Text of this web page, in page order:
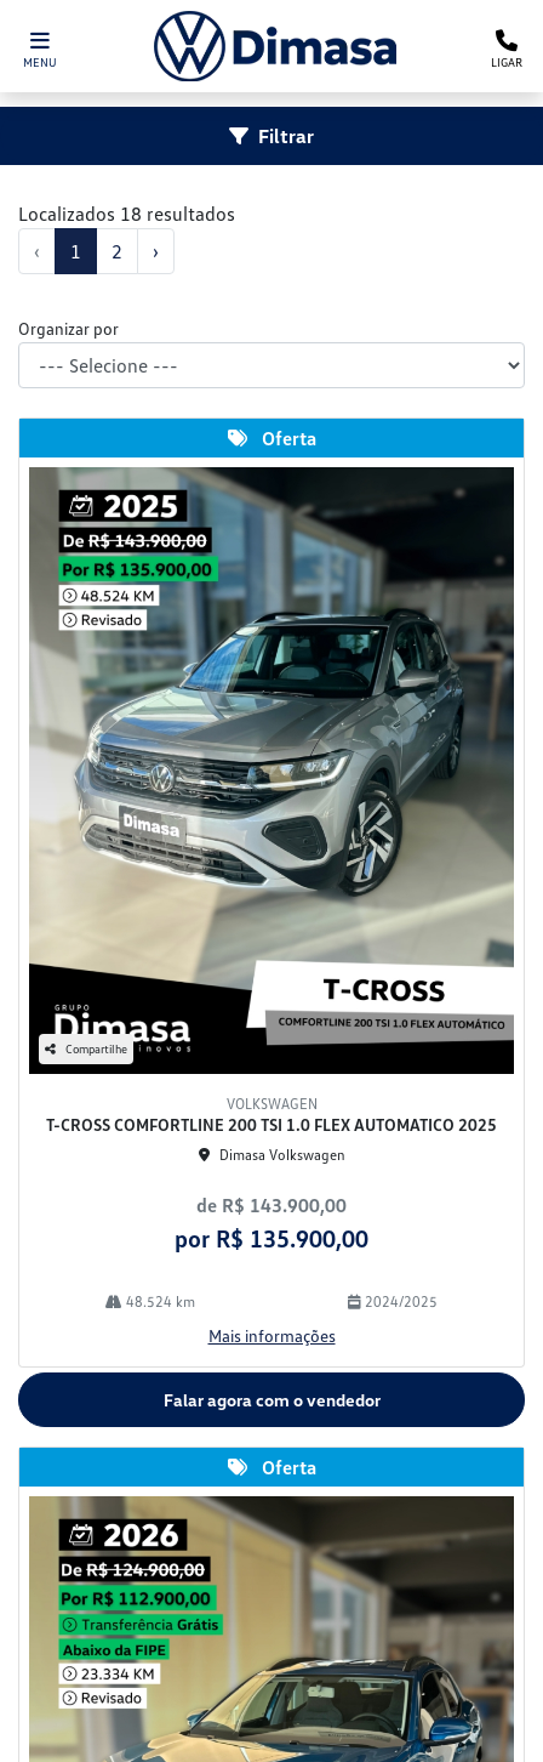
MENU LIGAR
Localizados 18 resultados
‹
1 2 ›
Filtrar
Organizar por
Oferta
Compartilhe
VOLKSWAGEN
T-CROSS COMFORTLINE 200 TSI 1.0 FLEX AUTOMATICO 2025
Dimasa Volkswagen
de R$ 143.900,00
por R$ 135.900,00
48.524 km 2024/2025
Mais informações
Falar agora com o vendedor
Oferta